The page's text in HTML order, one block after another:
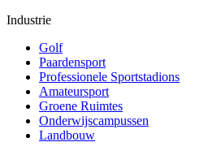
Industrie
Golf
Paardensport
Professionele Sportstadions
Amateursport
Groene Ruimtes
Onderwijscampussen
Landbouw